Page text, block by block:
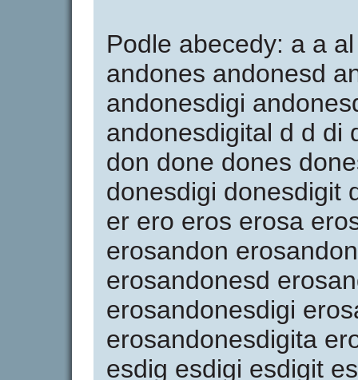
Podle abecedy: a a
andones andonesd
andonesdigi
andonesdigital d d di
don done dones
donesdigi donesdigit
er ero eros erosa
erosandon
erosandonesd
erosandonesdigi
erosandonesdigita
esdig esdigi esdigit